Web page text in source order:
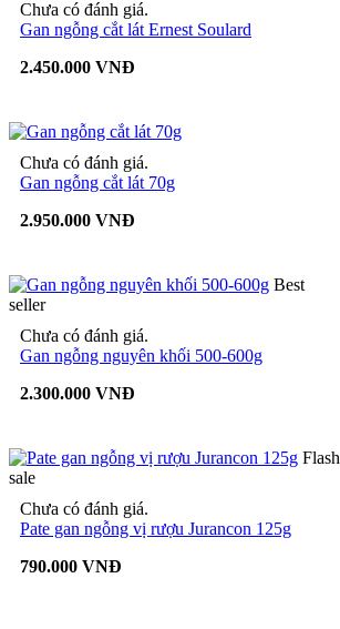
Chưa có đánh giá.
Gan ngỗng cắt lát Ernest Soulard
2.450.000 VNĐ
Chưa có đánh giá.
Gan ngỗng cắt lát 70g
2.950.000 VNĐ
Best
seller
Chưa có đánh giá.
Gan ngỗng nguyên khối 500-600g
2.300.000 VNĐ
Flash
sale
Chưa có đánh giá.
Pate gan ngỗng vị rượu Jurancon 125g
790.000 VNĐ